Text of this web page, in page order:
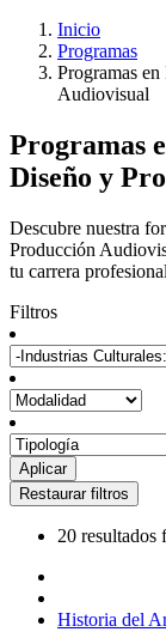
Inicio
Programas
Programas
Audiovisual
Programas
Diseño y
Descubre nuestra
Producción
tu carrera
Filtros
20 resultados
Historia del